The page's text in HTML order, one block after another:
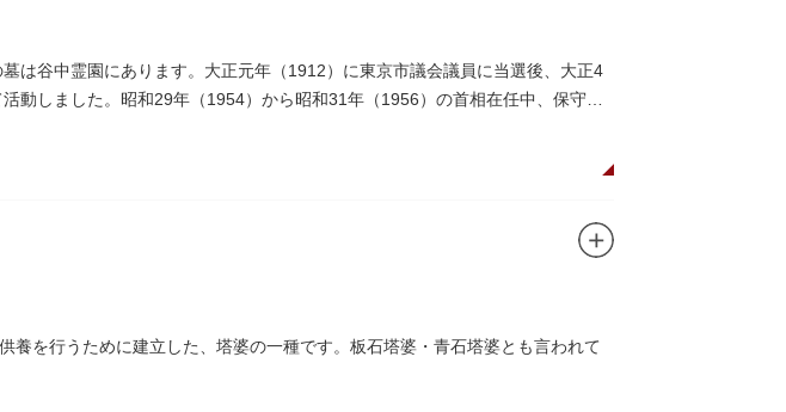
は谷中霊園にあります。大正元年（1912）に東京市議会議員に当選後、大正4
動しました。昭和29年（1954）から昭和31年（1956）の首相在任中、保守合
養を行うために建立した、塔婆の一種です。板石塔婆・青石塔婆とも言われて